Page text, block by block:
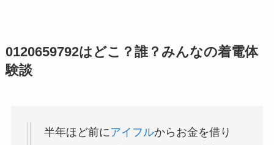
0120659792はどこ？誰？みんなの着電体
験談
半年ほど前にアイフルからお金を借り